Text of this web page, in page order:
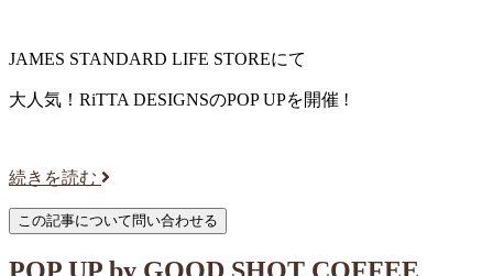
JAMES STANDARD LIFE STOREにて
大人気！RiTTA DESIGNSのPOP UPを開催 !
続きを読む
POP UP by GOOD SHOT COFFEE